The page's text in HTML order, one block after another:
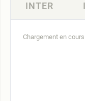
INTER